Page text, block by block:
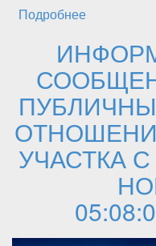
Подробнее
УЧАСТКА